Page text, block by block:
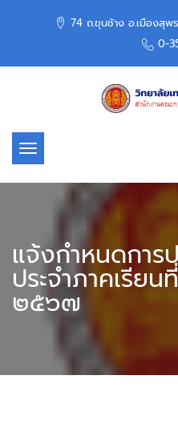
74 ถ.ขุนช้าง อ.เมืองสุ
0-
Toggle navigation
แจ้งกำหนดการ
ประจำภาคเรีย
๒๕๖๗